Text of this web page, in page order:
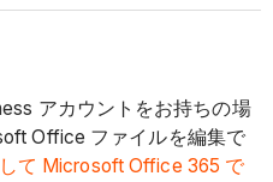
アカウントをお持ちの場
Office ファイルを編集で
て Microsoft Office 365 で